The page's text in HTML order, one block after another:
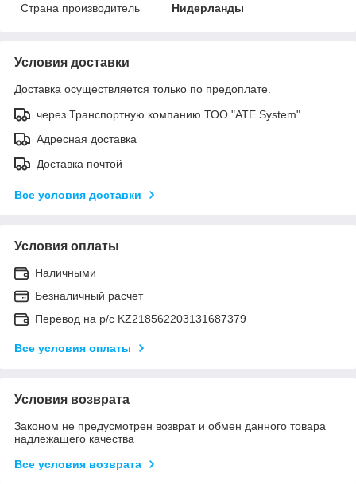
Страна производитель
Нидерланды
Условия доставки
Доставка осуществляется только по предоплате.
через Транспортную компанию ТОО "ATE System"
Адресная доставка
Доставка почтой
Все условия доставки
Условия оплаты
Наличными
Безналичный расчет
Перевод на р/с KZ218562203131687379
Все условия оплаты
Условия возврата
Законом не предусмотрен возврат и обмен данного товара
надлежащего качества
Все условия возврата